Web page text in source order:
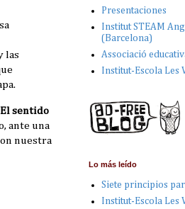
las
El sentido
ante una
nuestra
Presentaciones
Institut STEAM
(Barcelona)
Associació
Institut-Escola Les
Lo más leído
Siete principios
Institut-Escola Les